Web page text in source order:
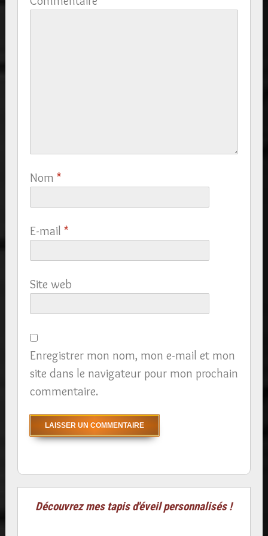
Nom *
E-mail *
Site web
Enregistrer mon nom, mon e-mail et mon
site dans le navigateur pour mon prochain
commentaire.
Découvrez mes tapis d'éveil personnalisés !